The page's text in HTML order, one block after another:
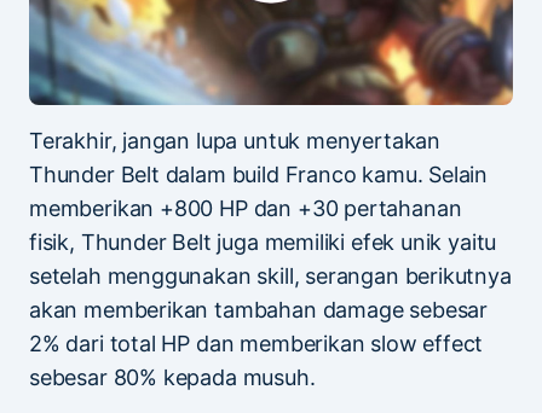
Terakhir, jangan lupa untuk menyertakan
Thunder Belt dalam build Franco kamu. Selain
memberikan +800 HP dan +30 pertahanan
fisik, Thunder Belt juga memiliki efek unik yaitu
setelah menggunakan skill, serangan berikutnya
akan memberikan tambahan damage sebesar
2% dari total HP dan memberikan slow effect
sebesar 80% kepada musuh.